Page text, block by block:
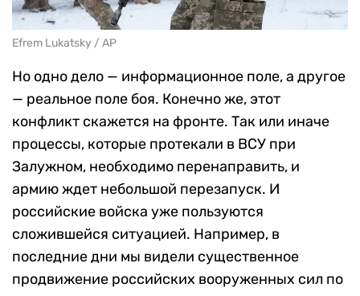
Efrem Lukatsky / AP
Но одно дело — информационное поле, а другое
— реальное поле боя. Конечно же, этот
конфликт скажется на фронте. Так или иначе
процессы, которые протекали в ВСУ при
Залужном, необходимо перенаправить, и
армию ждет небольшой перезапуск. И
российские войска уже пользуются
сложившейся ситуацией. Например, в
последние дни мы видели существенное
продвижение российских вооруженных сил по